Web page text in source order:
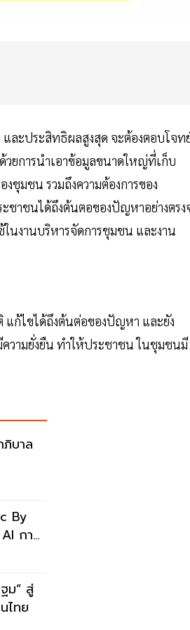
ละประสิทธิผลสูงสุด จะต้องตอบโจท
วยการนำเอาข้อมูลขนาดใหญ่ที่เก็บ
ชุมชน รวมถึงความต้องการของ
ชาชนได้ถึงต้นตอของปัญหาอย่างตรง
ในงานบริหารจัดการชุมชน และงาน
แก้ไขได้ถึงต้นต่อของปัญหา และยัง
วามยั่งยืน ทำให้ประชาชน ในชุมชนมี
ภิบาล
By
การ
ม” สู่
ไทย